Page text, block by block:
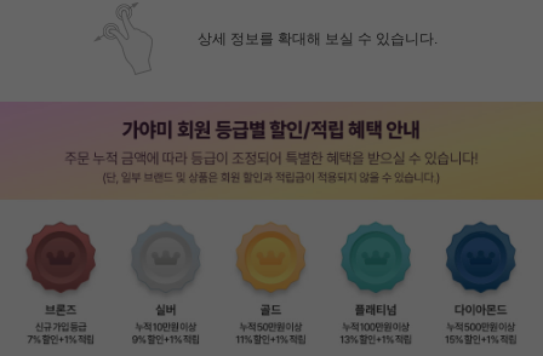
상세 정보를 확대해 보실 수 있습니다.